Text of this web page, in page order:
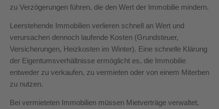
zu Verzögerungen führen, die den Wert der Immobilie mindern.
Leerstehende Immobilien verlieren schnell an Wert und
verursachen dennoch laufende Kosten (Grundsteuer,
Versicherungen, Heizkosten im Winter). Eine schnelle Klärung
der Eigentumsverhältnisse ermöglicht es, die Immobilie
entweder zu verkaufen, zu vermieten oder von einem Miterben
zu nutzen.
Bei vermieteten Immobilien müssen Mietverträge verwaltet,